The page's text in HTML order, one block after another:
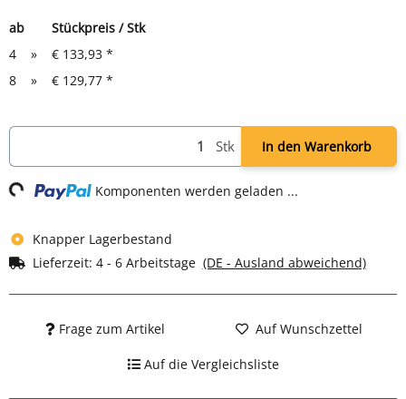
ab
Stückpreis / Stk
4
» € 133,93 *
8
» € 129,77 *
Stk In den Warenkorb
Komponenten werden geladen ...
Knapper Lagerbestand
Lieferzeit: 4 - 6 Arbeitstage (DE - Ausland abweichend)
Frage zum Artikel Auf Wunschzettel
Auf die Vergleichsliste